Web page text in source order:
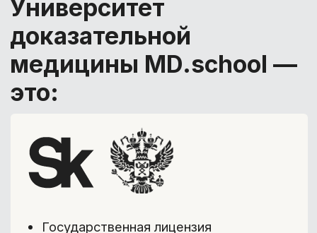
Повторить пройденное и
/4